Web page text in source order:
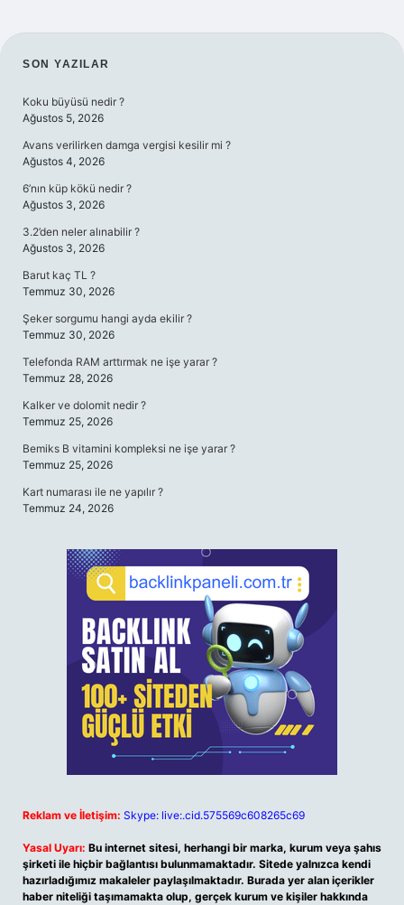
SIDEBAR
SON YAZILAR
Koku büyüsü nedir ?
Ağustos 5, 2026
Avans verilirken damga vergisi kesilir mi ?
Ağustos 4, 2026
6’nın küp kökü nedir ?
Ağustos 3, 2026
3.2’den neler alınabilir ?
Ağustos 3, 2026
Barut kaç TL ?
Temmuz 30, 2026
Şeker sorgumu hangi ayda ekilir ?
Temmuz 30, 2026
Telefonda RAM arttırmak ne işe yarar ?
Temmuz 28, 2026
Kalker ve dolomit nedir ?
Temmuz 25, 2026
Bemiks B vitamini kompleksi ne işe yarar ?
Temmuz 25, 2026
Kart numarası ile ne yapılır ?
Temmuz 24, 2026
Reklam ve İletişim: Skype: live:.cid.575569c608265c69
Yasal Uyarı: Bu internet sitesi, herhangi bir marka, kurum veya şahıs
şirketi ile hiçbir bağlantısı bulunmamaktadır. Sitede yalnızca kendi
hazırladığımız makaleler paylaşılmaktadır. Burada yer alan içerikler
haber niteliği taşımamakta olup, gerçek kurum ve kişiler hakkında